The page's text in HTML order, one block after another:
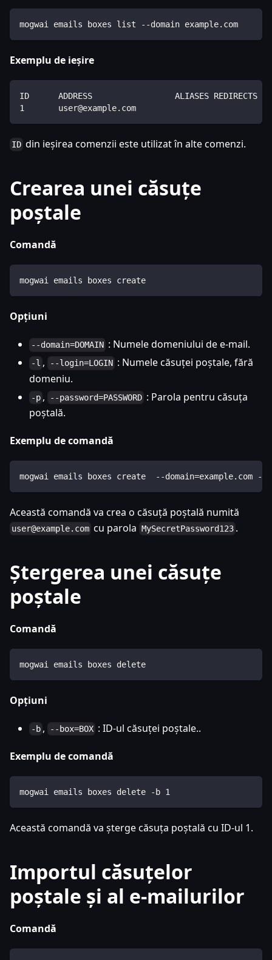
mogwai emails boxes list --domain example.com
Exemplu de ieșire
ID      ADDRESS                 ALIASES REDIRECTS
1       user@example.com
ID din ieșirea comenzii este utilizat în alte comenzi.
Crearea unei căsuțe
poștale
Comandă
mogwai emails boxes create
Opțiuni
--domain=DOMAIN : Numele domeniului de e-mail.
-l , --login=LOGIN : Numele căsuței poștale, fără
domeniu.
-p , --password=PASSWORD : Parola pentru căsuța
poștală.
Exemplu de comandă
mogwai emails boxes create  --domain=example.com --
Această comandă va crea o căsuță poștală numită
user@example.com cu parola MySecretPassword123 .
Ștergerea unei căsuțe
poștale
Comandă
mogwai emails boxes delete
Opțiuni
-b , --box=BOX : ID-ul căsuței poștale..
Exemplu de comandă
mogwai emails boxes delete -b 1
Această comandă va șterge căsuța poștală cu ID-ul 1.
Importul căsuțelor
poștale și al e-mailurilor
Comandă